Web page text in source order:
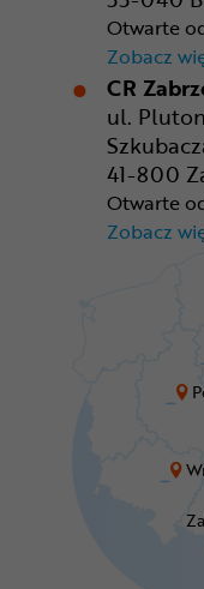
Otwarte
Zobacz
CR
ul.
41-800
Otwarte
Zobacz